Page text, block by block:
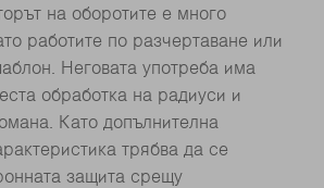
на оборотите е много
работите по разчертаване или
Неговата употреба има
обработка на радиуси и
Като допълнителна
трябва да се
защита срещу